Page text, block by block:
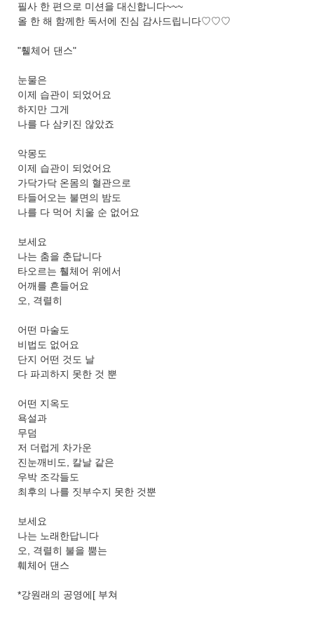
필사 한 편으로 미션을 대신합니다~~~
올 한 해 함께한 독서에 진심 감사드립니다♡♡♡
"휄체어 댄스"
눈물은
이제 습관이 되었어요
하지만 그게
나를 다 삼키진 않았죠
악몽도
이제 습관이 되었어요
가닥가닥 온몸의 혈관으로
타들어오는 불면의 밤도
나를 다 먹어 치울 순 없어요
보세요
나는 춤을 춘답니다
타오르는 휄체어 위에서
어깨를 흔들어요
오, 격렬히
어떤 마술도
비법도 없어요
단지 어떤 것도 날
다 파괴하지 못한 것 뿐
어떤 지옥도
욕설과
무덤
저 더럽게 차가운
진눈깨비도, 칼날 같은
우박 조각들도
최후의 나를 짓부수지 못한 것뿐
보세요
나는 노래한답니다
오, 격렬히 불을 뿜는
훼체어 댄스
*강원래의 공영에[ 부쳐